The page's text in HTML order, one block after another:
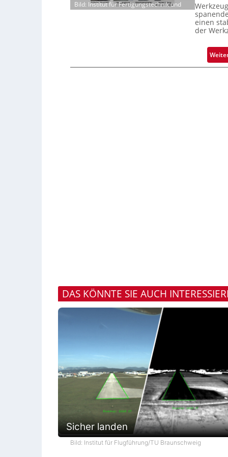
Bild: Institut für Fertigungstechnik und
einen
der
DAS KÖNNTE SIE AUCH
Sicher landen
Bild: Institut für Flugführung/TU Braunschweig